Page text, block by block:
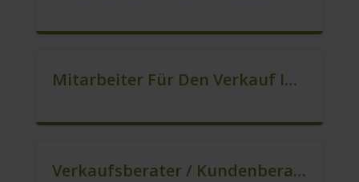
Mitarbeiter Für Den Verkauf In VZ/TZ (m/w/d)
Verkaufsberater / Kundenberater, Auch Ohne Ausbildung Möglich (m/w/d)